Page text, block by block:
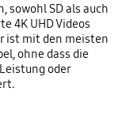
sowohl SD als auch
4K UHD Videos
ist mit den meisten
ohne dass die
oder